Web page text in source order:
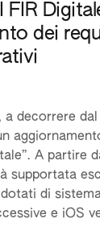
FIR
dei
a decorrere
A partire
supportata
di
e iOS